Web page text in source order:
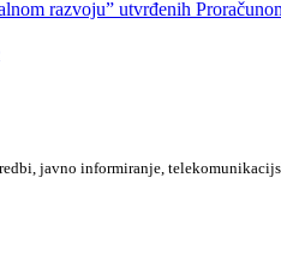
razvoju” utvrđenih
javno informiranje,